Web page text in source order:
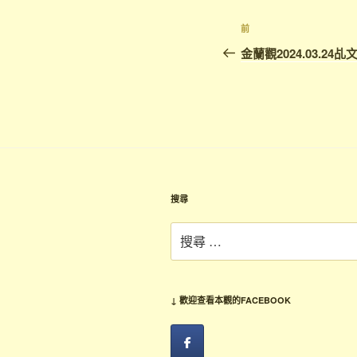
文
章
上
一
前
金蘭觀2024.03.24乩文
搜尋
尋：
↓ 歡迎查看本觀的FACEBOOK